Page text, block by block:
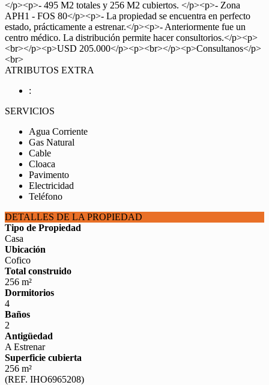
</p><p>- 495 M2 totales y 256 M2 cubiertos. </p><p>- Zona
APH1 - FOS 80</p><p>- La propiedad se encuentra en perfecto
estado, prácticamente a estrenar.</p><p>- Anteriormente fue un
centro médico. La distribución permite hacer consultorios.</p><p>
<br></p><p>USD 205.000</p><p><br></p><p>Consultanos</p>
<br>
ATRIBUTOS EXTRA
:
SERVICIOS
Agua Corriente
Gas Natural
Cable
Cloaca
Pavimento
Electricidad
Teléfono
DETALLES DE LA PROPIEDAD
Tipo de Propiedad
Casa
Ubicación
Cofico
Total construido
256 m²
Dormitorios
4
Baños
2
Antigüedad
A Estrenar
Superficie cubierta
256 m²
(REF. IHO6965208)